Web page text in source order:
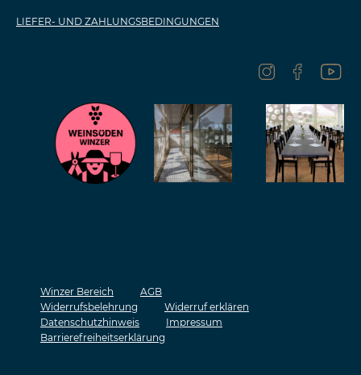
LIEFER- UND ZAHLUNGSBEDINGUNGEN
Winzer Bereich
AGB
Widerrufsbelehrung
Widerruf erklären
Datenschutzhinweis
Impressum
Barrierefreiheitserklärung